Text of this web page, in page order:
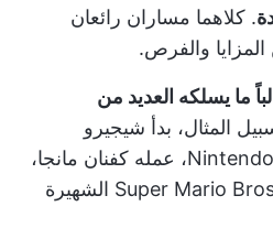
. كلاهما مساران رائعان
والفرص.
ما يسلكه العديد من
المثال، بدأ شيجيرو
مياموتو، أحد قادة شركة Nintendo، عمله كفنان مانجا،
ثم انتقل إلى تطوير لعبة Super Mario Bros الشهيرة